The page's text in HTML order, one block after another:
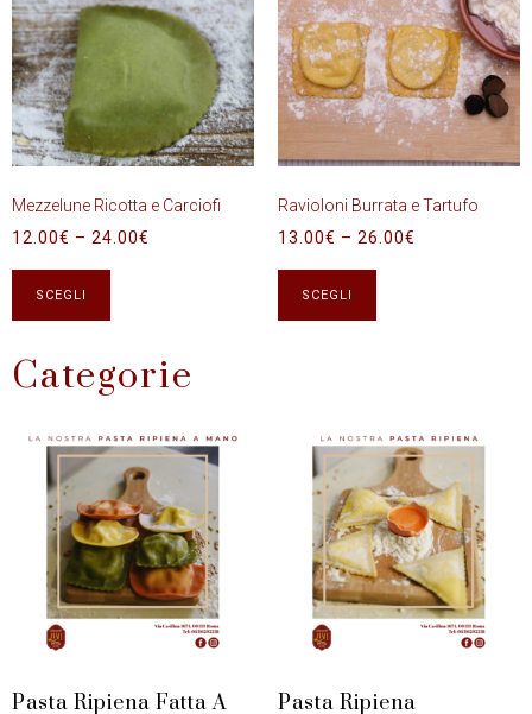
Mezzelune Ricotta e Carciofi
12.00€ – 24.00€
SCEGLI
Ravioloni Burrata e Tartufo
13.00€ – 26.00€
SCEGLI
Categorie
Pasta Ripiena Fatta A
Pasta Ripiena